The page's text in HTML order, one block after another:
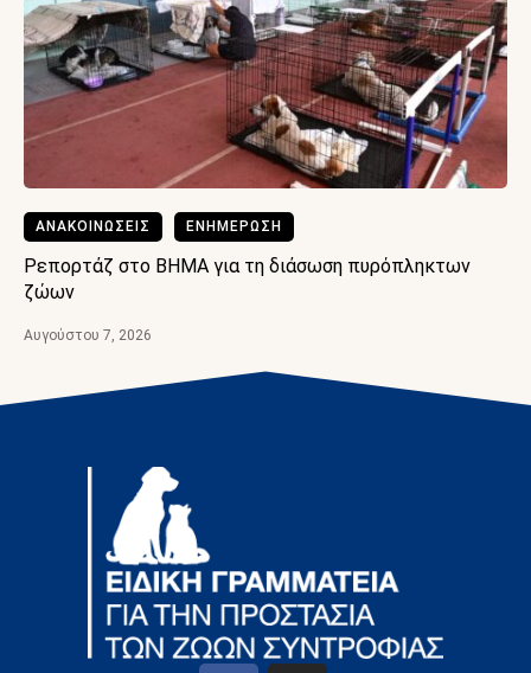
ΑΝΑΚΟΙΝΩΣΕΙΣ ΕΝΗΜΕΡΩΣΗ
Ρεπορτάζ στο BHMA για τη διάσωση πυρόπληκτων
ζώων
Αυγούστου 7, 2026